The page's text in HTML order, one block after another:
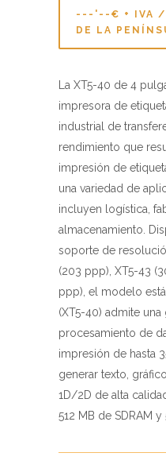
---'--€ + IVA /
DE LA
La XT5-40 de 4
impresora de
industrial de
rendimiento que
impresión de
una variedad de
incluyen logística,
almacenamiento.
soporte de
(203 ppp), XT5-43
ppp), el modelo
(XT5-40) admite
procesamiento de
impresión de hasta
generar texto,
1D/2D de alta
512 MB de SDRAM y